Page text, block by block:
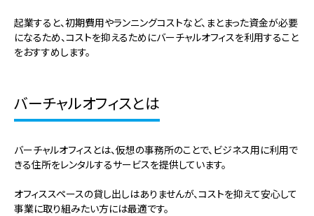
起業すると、初期費用やランニングコストなど、まとまった資金が必要
になるため、コストを抑えるためにバーチャルオフィスを利用すること
をおすすめします。
バーチャルオフィスとは
バーチャルオフィスとは、仮想の事務所のことで、ビジネス用に利用で
きる住所をレンタルするサービスを提供しています。
オフィススペースの貸し出しはありませんが、コストを抑えて安心して
事業に取り組みたい方には最適です。